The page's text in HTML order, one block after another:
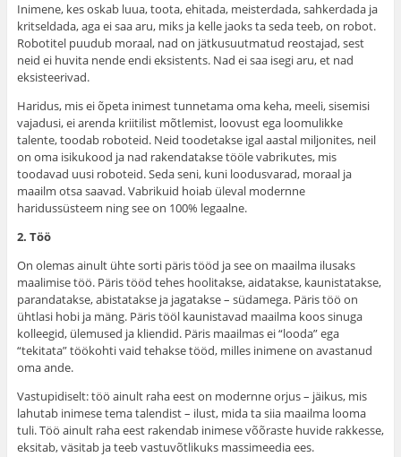
Inimene, kes oskab luua, toota, ehitada, meisterdada, sahkerdada ja
kritseldada, aga ei saa aru, miks ja kelle jaoks ta seda teeb, on robot.
Robotitel puudub moraal, nad on jätkusuutmatud reostajad, sest
neid ei huvita nende endi eksistents. Nad ei saa isegi aru, et nad
eksisteerivad.
Haridus, mis ei õpeta inimest tunnetama oma keha, meeli, sisemisi
vajadusi, ei arenda kriitilist mõtlemist, loovust ega loomulikke
talente, toodab roboteid. Neid toodetakse igal aastal miljonites, neil
on oma isikukood ja nad rakendatakse tööle vabrikutes, mis
toodavad uusi roboteid. Seda seni, kuni loodusvarad, moraal ja
maailm otsa saavad. Vabrikuid hoiab üleval modernne
haridussüsteem ning see on 100% legaalne.
2. Töö
On olemas ainult ühte sorti päris tööd ja see on maailma ilusaks
maalimise töö. Päris tööd tehes hoolitakse, aidatakse, kaunistatakse,
parandatakse, abistatakse ja jagatakse – südamega. Päris töö on
ühtlasi hobi ja mäng. Päris tööl kaunistavad maailma koos sinuga
kolleegid, ülemused ja kliendid. Päris maailmas ei “looda” ega
“tekitata” töökohti vaid tehakse tööd, milles inimene on avastanud
oma ande.
Vastupidiselt: töö ainult raha eest on modernne orjus – jäikus, mis
lahutab inimese tema talendist – ilust, mida ta siia maailma looma
tuli. Töö ainult raha eest rakendab inimese võõraste huvide rakkesse,
eksitab, väsitab ja teeb vastuvõtlikuks massimeedia ees.